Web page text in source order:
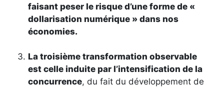
faisant peser le risque d’une forme de «
dollarisation numérique » dans nos
économies.
La troisième transformation observable
est celle induite par l’intensification de la
concurrence, du fait du développement de